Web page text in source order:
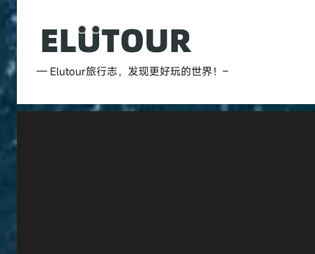
跳
内
Elutour
旅
— Elutour旅行志，发现更好玩的世界！–